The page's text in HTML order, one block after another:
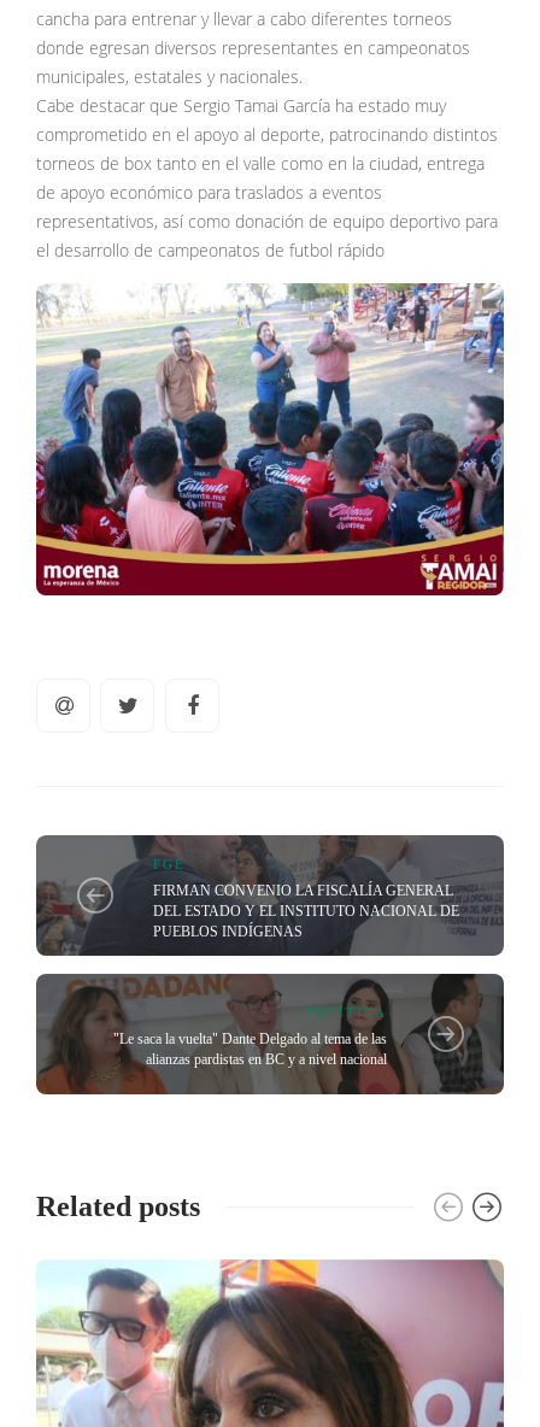
cancha para entrenar y llevar a cabo diferentes torneos
donde egresan diversos representantes en campeonatos
municipales, estatales y nacionales.
Cabe destacar que Sergio Tamai García ha estado muy
comprometido en el apoyo al deporte, patrocinando distintos
torneos de box tanto en el valle como en la ciudad, entrega
de apoyo económico para traslados a eventos
representativos, así como donación de equipo deportivo para
el desarrollo de campeonatos de futbol rápido
FGE
FIRMAN CONVENIO LA FISCALÍA GENERAL
DEL ESTADO Y EL INSTITUTO NACIONAL DE
PUEBLOS INDÍGENAS
POLÍTICA
"Le saca la vuelta" Dante Delgado al tema de las
alianzas pardistas en BC y a nivel nacional
Related posts